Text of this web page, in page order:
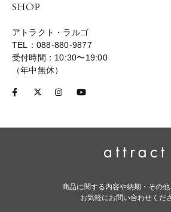
SHOP
アトラクト・ラルゴ
TEL：088-880-9877
受付時間：10:30〜19:00
（年中無休）
商品に関する内容や納期・その
お気軽にお問い合わせくだ